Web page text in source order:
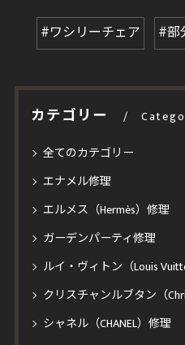
#ワシリーチェア #部
カテゴリー
全てのカテゴリー
エナメル修理
エルメス（Hermès）修理
ガーデンパーティ修理
ルイ・ヴィトン（Louis
クリスチャンルブタン（
シャネル（CHANEL）修理